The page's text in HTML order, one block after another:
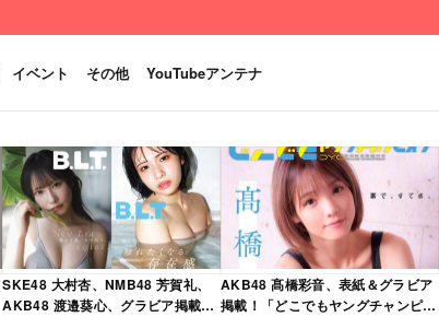
イベント その他 YouTubeアンテナ
SKE48 大村杏、NMB48 芳賀礼、
AKB48 渡邉葵心、グラビア掲載！
AKB48 髙橋彩音、表紙＆グラビア
掲載！「どこでもヤングチャンピオ